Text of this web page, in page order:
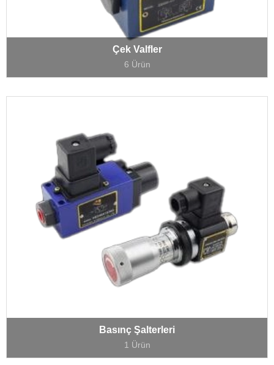
Çek Valfler
6 Ürün
Basınç Şalterleri
1 Ürün